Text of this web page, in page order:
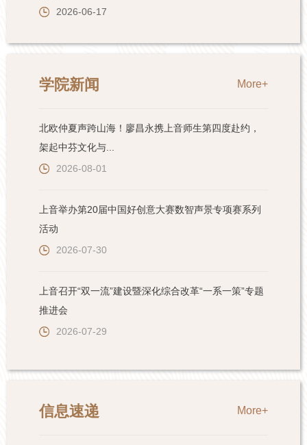
学院新闻 More+
北欧仲夏声跨山海！廖昌永携上音师生第四度赴约，
架起中芬文化与...
2026-08-01
上音举办第20届中国好创意大赛数智声景专项赛系列
活动
2026-07-30
上音召开“双一流”建设暨深化综合改革“一系一策”专题
推进会
2026-07-29
信息速递 More+